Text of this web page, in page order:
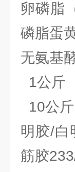
卵磷脂
磷脂蛋
无氨基
1公斤
10公斤
明胶/白
筋胶